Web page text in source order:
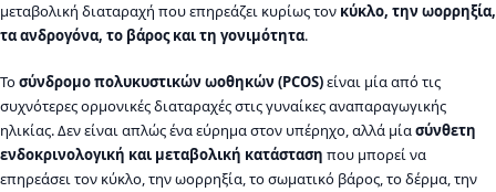
μεταβολική διαταραχή που επηρεάζει κυρίως τον κύκλο, την ωορρηξία,
τα ανδρογόνα, το βάρος και τη γονιμότητα.
Τοσύνδρομο πολυκυστικών ωοθηκών (PCOS)είναι μία από τις
συχνότερες ορμονικές διαταραχές στις γυναίκες αναπαραγωγικής
ηλικίας. Δεν είναι απλώς ένα εύρημα στον υπέρηχο, αλλά μίασύνθετη
ενδοκρινολογική και μεταβολική κατάσταση που μπορεί να
επηρεάσει τον κύκλο, την ωορρηξία, το σωματικό βάρος, το δέρμα, την